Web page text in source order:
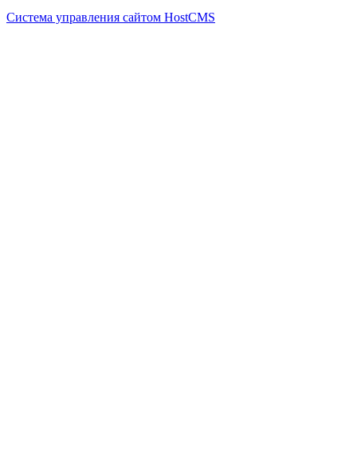
Система управления сайтом HostCMS